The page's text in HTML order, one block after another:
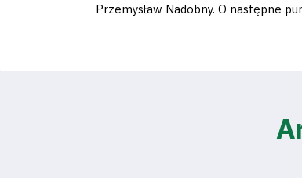
TicketsPrzemysław Nadobny. O następne